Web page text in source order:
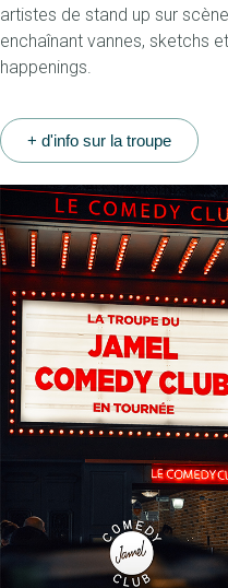
artistes de stand up sur scène
enchaînant vannes, sketchs et
happenings.
+ d'info sur la troupe